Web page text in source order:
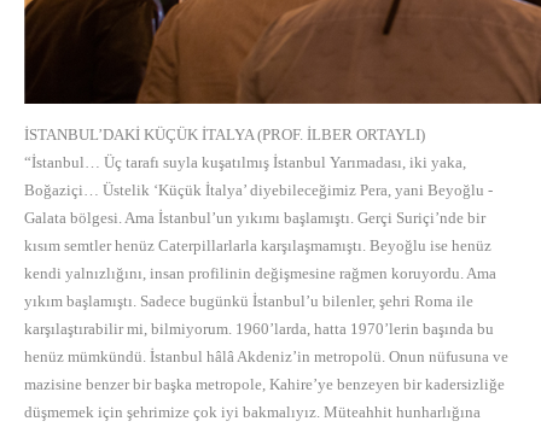
İSTANBUL’DAKİ KÜÇÜK İTALYA (PROF. İLBER ORTAYLI)
“İstanbul… Üç tarafı suyla kuşatılmış İstanbul Yarımadası, iki yaka,
Boğaziçi… Üstelik ‘Küçük İtalya’ diyebileceğimiz Pera, yani Beyoğlu -
Galata bölgesi. Ama İstanbul’un yıkımı başlamıştı. Gerçi Suriçi’nde bir
kısım semtler henüz Caterpillarlarla karşılaşmamıştı. Beyoğlu ise henüz
kendi yalnızlığını, insan profilinin değişmesine rağmen koruyordu. Ama
yıkım başlamıştı. Sadece bugünkü İstanbul’u bilenler, şehri Roma ile
karşılaştırabilir mi, bilmiyorum. 1960’larda, hatta 1970’lerin başında bu
henüz mümkündü. İstanbul hâlâ Akdeniz’in metropolü. Onun nüfusuna ve
mazisine benzer bir başka metropole, Kahire’ye benzeyen bir kadersizliğe
düşmemek için şehrimize çok iyi bakmalıyız. Müteahhit hunharlığına